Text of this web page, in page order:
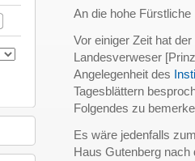
An die hohe
Vor einiger Zeit hat
Landesverweser
Angelegenheit des
Tagesblättern
Folgendes zu
Es wäre jedenfalls
Haus Gutenberg